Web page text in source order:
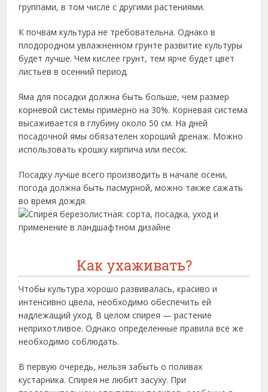
группами, в том числе с другими растениями.
К почвам культура не требовательна. Однако в
плодородном увлажненном грунте развитие культуры
будет лучше. Чем кислее грунт, тем ярче будет цвет
листьев в осенний период.
Яма для посадки должна быть больше, чем размер
корневой системы примерно на 30%. Корневая система
высаживается в глубину около 50 см. На дней
посадочной ямы обязателен хороший дренаж. Можно
использовать крошку кирпича или песок.
Посадку лучше всего производить в начале осени,
погода должна быть пасмурной, можно также сажать
во время дождя.
Как ухаживать?
Чтобы культура хорошо развивалась, красиво и
интенсивно цвела, необходимо обеспечить ей
надлежащий уход. В целом спирея — растение
неприхотливое. Однако определенные правила все же
необходимо соблюдать.
В первую очередь, нельзя забыть о поливах
кустарника. Спирея не любит засуху. При